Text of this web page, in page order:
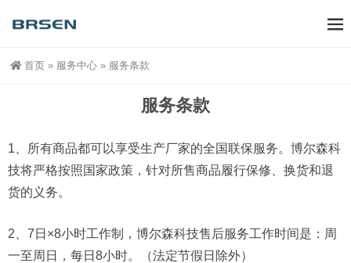
首页 » 服务中心 » 服务条款
服务条款
1、所有商品都可以享受生产厂家的全国联保服务。博尔森科
技将严格按照国家政策，针对所售商品履行保修、换货和退
货的义务。
2、7日×8小时工作制，博尔森科技售后服务工作时间是：周
一至周日，每日8小时。（法定节假日除外）